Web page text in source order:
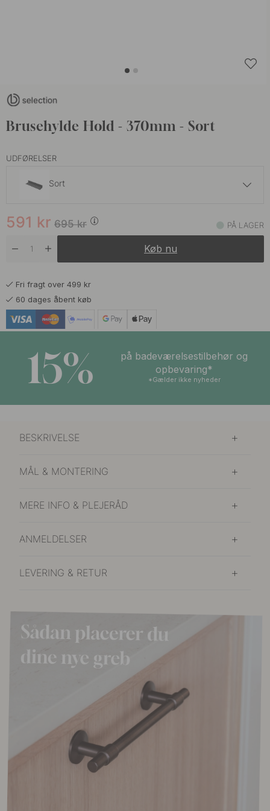
Brusehylde Hold - 370mm - Sort
UDFØRELSER
Sort
Hvid På lager
695kr
591 kr PÅ LAGER
Køb nu
Fri fragt over 499 kr
60 dages åbent køb
15%
på badeværelsestilbehør og
opbevaring*
*Gælder ikke nyheder
BESKRIVELSE
MÅL & MONTERING
MERE INFO & PLEJERÅD
ANMELDELSER
LEVERING & RETUR